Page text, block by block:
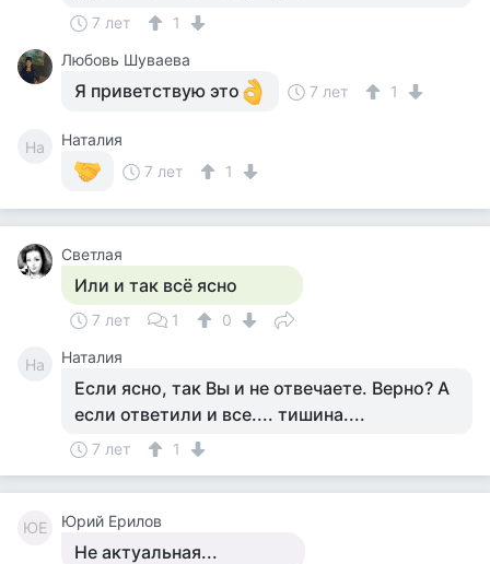
7 лет
1
Любовь Шуваева
Я приветствую это 7 лет 1
На
Наталия
7 лет
1
Светлая
Или и так всё ясно
7 лет 1 0
На Наталия
Если ясно, так Вы и не отвечаете. Верно? А
если ответили и все.... тишина....
7 лет 1
ЮЕ Юрий Ерилов
Не актуальная...